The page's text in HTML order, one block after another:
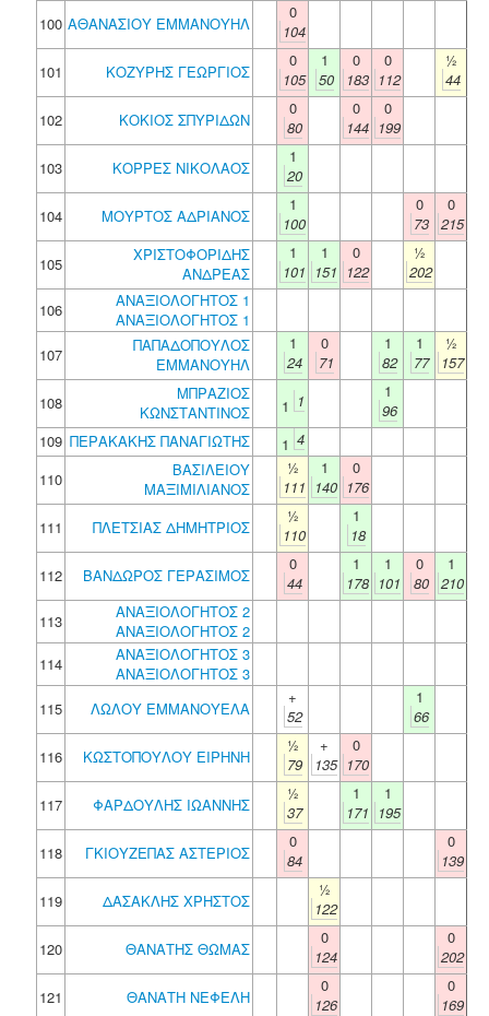
100 ΑΘΑΝΑΣΙΟΥ ΕΜΜΑΝΟΥΗΛ
0
104
101
ΚΟΖΥΡΗΣ ΓΕΩΡΓΙΟΣ
0
105
1
50
0
183
0
112
½
44
102
ΚΟΚΙΟΣ ΣΠΥΡΙΔΩΝ
0
80
0
144
0
199
103
ΚΟΡΡΕΣ ΝΙΚΟΛΑΟΣ
1
20
104
ΜΟΥΡΤΟΣ ΑΔΡΙΑΝΟΣ
1
100
0
73
0
215
105
ΧΡΙΣΤΟΦΟΡΙΔΗΣ
ΑΝΔΡΕΑΣ
1
101
1
151
0
122
½
202
106
ΑΝΑΞΙΟΛΟΓΗΤΟΣ 1
ΑΝΑΞΙΟΛΟΓΗΤΟΣ 1
107
ΠΑΠΑΔΟΠΟΥΛΟΣ
ΕΜΜΑΝΟΥΗΛ
1
24
0
71
1
82
1
77
½
157
108
ΜΠΡΑΖΙΟΣ
ΚΩΝΣΤΑΝΤΙΝΟΣ
1 1
1
96
109 ΠΕΡΑΚΑΚΗΣ ΠΑΝΑΓΙΩΤΗΣ 1 4
110
ΒΑΣΙΛΕΙΟΥ
ΜΑΞΙΜΙΛΙΑΝΟΣ
½
111
1
140
0
176
111
ΠΛΕΤΣΙΑΣ ΔΗΜΗΤΡΙΟΣ
½
110
1
18
112
ΒΑΝΔΩΡΟΣ ΓΕΡΑΣΙΜΟΣ
0
44
1
178
1
101
0
80
1
210
113
ΑΝΑΞΙΟΛΟΓΗΤΟΣ 2
ΑΝΑΞΙΟΛΟΓΗΤΟΣ 2
114
ΑΝΑΞΙΟΛΟΓΗΤΟΣ 3
ΑΝΑΞΙΟΛΟΓΗΤΟΣ 3
115
ΛΩΛΟΥ ΕΜΜΑΝΟΥΕΛΑ
+
52
1
66
116
ΚΩΣΤΟΠΟΥΛΟΥ ΕΙΡΗΝΗ
½
79
+
135
0
170
117
ΦΑΡΔΟΥΛΗΣ ΙΩΑΝΝΗΣ
½
37
1
171
1
195
118
ΓΚΙΟΥΖΕΠΑΣ ΑΣΤΕΡΙΟΣ
0
84
0
139
119
ΔΑΣΑΚΛΗΣ ΧΡΗΣΤΟΣ
½
122
120
ΘΑΝΑΤΗΣ ΘΩΜΑΣ
0
124
0
202
121
ΘΑΝΑΤΗ ΝΕΦΕΛΗ
0
126
0
169